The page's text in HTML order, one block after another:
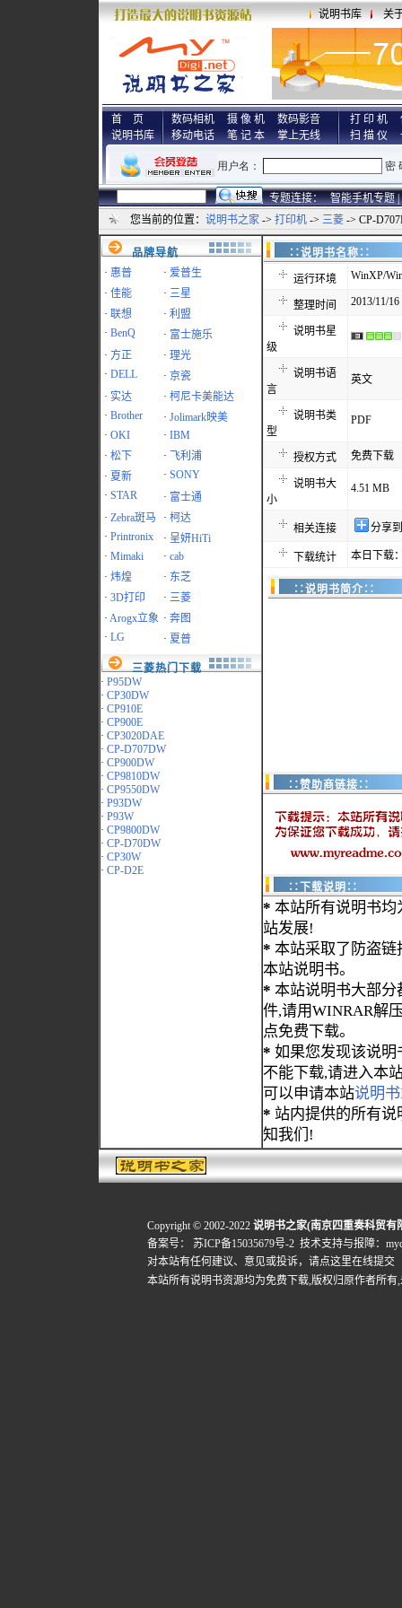
说明书库 关
首 页
说明书库
数码相机 摄 像 机
数码影音
移动电话
笔 记 本 掌上无线
打 印 机
扫 描 仪
专题连接： 智能手机专题 |
您当前的位置： 说明书之家 -> 打印机 -> 三菱 -> CP-
品牌导航
· 惠普 · 爱普生
· 佳能 · 三星
· 联想 · 利盟
· BenQ · 富士施乐
· 方正 · 理光
· DELL · 京瓷
· 实达 · 柯尼卡美能达
· Brother · Jolimark映美
· OKI · IBM
· 松下 ·
飞利浦
· 夏新 · SONY
· STAR · 富士通
· Zebra斑马 · 柯达
· Printronix · 呈妍HiTi
· Mimaki · cab
· 炜煌 · 东芝
· 3D打印 · 三菱
· Arogx立象 · 奔图
· LG · 夏普
三菱热门下载
· P95DW
· CP30DW
· CP910E
· CP900E
· CP3020DAE
· CP-D707DW
· CP900DW
· CP9810DW
· CP9550DW
· P93DW
· P93W
· CP9800DW
· CP-D70DW
· CP30W
· CP-D2E
∷说明书名
运行环境 WinXP/
整理时间 2013/11/16
说明书星
级
说明书语
言
英文
说明书类
型
PDF
授权方式 免费下载
说明书大
小
4.51 MB
相关连接 分享
下载统计 本日下载
∷说明书简介∷
∷赞助商链接∷
∷下载说明∷
* 本站所有说明书均
站发展!
* 本站采取了防盗链
本站说明书。
* 本站说明书大部分
件,请用WINRAR解
点免费下载。
* 如果您发现该说明
不能下载,请进入本
可以申请本站说明
* 站内提供的所有
知我们!
Copyright © 2002-2022 说明书之家(南京四重奏科贸有
备案号：
苏ICP备15035679号-2 技术支持与报障：
对本站有任何建议、意见或投诉， 请点这里在线提交
本站所有说明书资源均为免费下载,版权归原作者所